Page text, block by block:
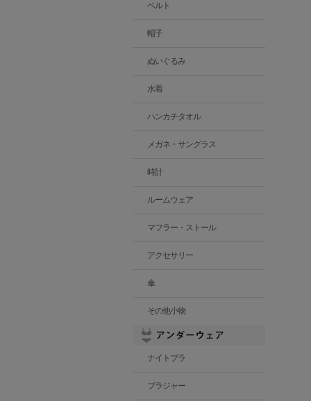
ベルト
帽子
ぬいぐるみ
水着
ハンカチタオル
メガネ・サングラス
時計
ルームウェア
マフラー・ストール
アクセサリー
傘
その他小物
ナイトブラ
ブラジャー